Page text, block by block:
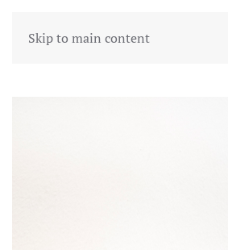
Skip to main content